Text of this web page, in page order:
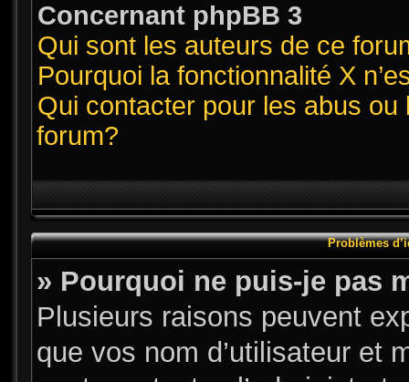
Concernant phpBB 3
Qui sont les auteurs de ce
Pourquoi la fonctionnalité X
Qui contacter pour les abus
forum?
Problèmes
» Pourquoi ne puis-je pas
Plusieurs raisons peuvent
que vos nom d’utilisateur et